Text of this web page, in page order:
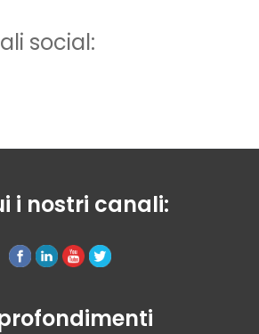
social:
i nostri canali: